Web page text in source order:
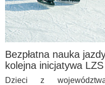
Bezpłatna nauka
kolejna inicjatywa LZS
Dzieci z